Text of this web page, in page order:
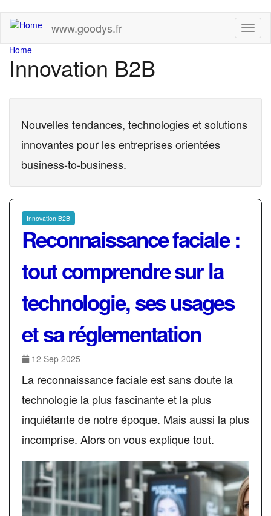
Skip
main
content
www.goodys.fr
You
are
here
Home
Innovation B2B
Nouvelles tendances, technologies et solutions
innovantes pour les entreprises orientées
business-to-business.
Innovation B2B
Reconnaissance faciale :
tout comprendre sur la
technologie, ses usages
et sa réglementation
12 Sep 2025
La reconnaissance faciale est sans doute la
technologie la plus fascinante et la plus
inquiétante de notre époque. Mais aussi la plus
incomprise. Alors on vous explique tout.